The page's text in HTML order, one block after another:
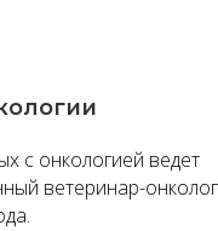
с онкологией ведет
ветеринар-